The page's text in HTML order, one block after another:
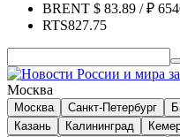
BRENT $ 83.89 / ₽
RTS827.75
Москва
Москва Санкт-Петербург
Казань
Калининград